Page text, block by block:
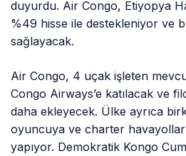
duyurdu. Air Congo, Etiyopya
%49 hisse ile destekleniyor ve
sağlayacak.
Air Congo, 4 uçak işleten
Congo Airways’e katılacak ve
daha ekleyecek. Ülke ayrıca
oyuncuya ve charter
yapıyor. Demokratik Kongo